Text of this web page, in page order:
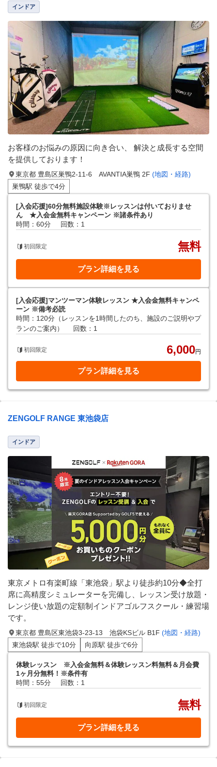
インドア
お客様のお悩みの原因に向き合い、 解決と成長する空間
を提供しております！
東京都 豊島区巣鴨2-11-6 AVANTIA巣鴨 2F (地図・経路)
巣鴨駅 徒歩で4分
[入会応援]60分無料施設体験※レッスンは付いておりませ
ん ★入会金無料キャンペーン ※諸条件あり
時間：60分
回数：1
初回限定 無料
プラン詳細を見る
[入会応援]マンツーマン体験レッスン ★入会金無料キャンペ
ーン ※備考必読
時間：120分（レッスンを1時間したのち、施設のご説明やプ
ランのご案内）
回数：1
初回限定 6,000円
プラン詳細を見る
ZENGOLF RANGE 東池袋店
インドア
東京メトロ有楽町線「東池袋」駅より徒歩約10分◆全打
席に高精度シミュレーターを完備し、レッスン受け放題・
レンジ使い放題の定額制インドアゴルフスクール・練習場
です。
東京都 豊島区東池袋3-23-13 池袋KSビル B1F (地図・経路)
東池袋駅 徒歩で10分
向原駅 徒歩で6分
体験レッスン ※入会金無料＆体験レッスン料無料＆月会費
1ヶ月分無料！※条件有
時間：55分
回数：1
初回限定 無料
プラン詳細を見る